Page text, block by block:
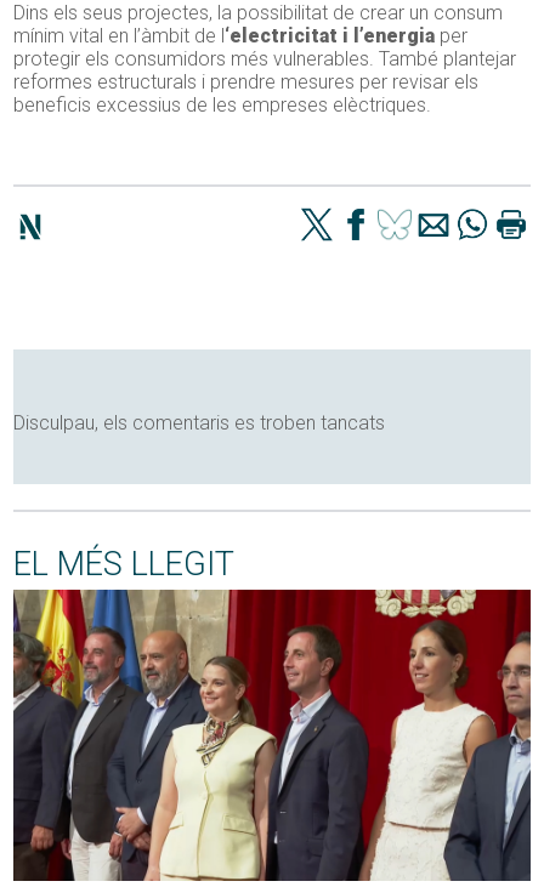
Dins els seus projectes, la possibilitat de crear un consum
mínim vital en l’àmbit de l ‘electricitat i l’energia per
protegir els consumidors més vulnerables. També plantejar
reformes estructurals i prendre mesures per revisar els
beneficis excessius de les empreses elèctriques.
Disculpau, els comentaris es troben tancats
EL MÉS LLEGIT